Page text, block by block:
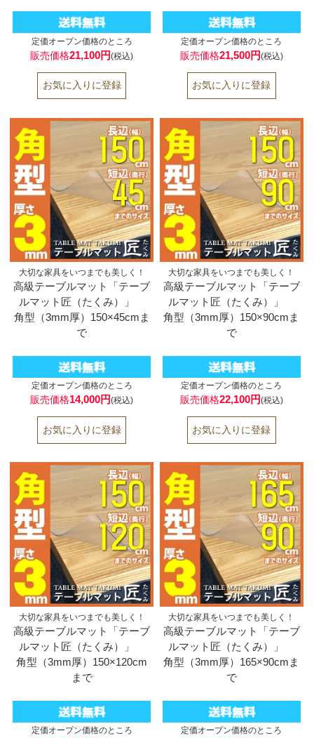
定価オープン価格のところ
販売価格21,100円(税込)
定価オープン価格のところ
販売価格21,500円(税込)
大切な家具をいつまでも美しく！
高級テーブルマット「テーブ
ルマット匠（たくみ）」
角型（3mm厚）150×45cmま
で
定価オープン価格のところ
販売価格14,000円(税込)
大切な家具をいつまでも美しく！
高級テーブルマット「テーブ
ルマット匠（たくみ）」
角型（3mm厚）150×90cmま
で
定価オープン価格のところ
販売価格22,100円(税込)
大切な家具をいつまでも美しく！
高級テーブルマット「テーブ
ルマット匠（たくみ）」
角型（3mm厚）150×120cm
まで
定価オープン価格のところ
大切な家具をいつまでも美しく！
高級テーブルマット「テーブ
ルマット匠（たくみ）」
角型（3mm厚）165×90cmま
で
定価オープン価格のところ